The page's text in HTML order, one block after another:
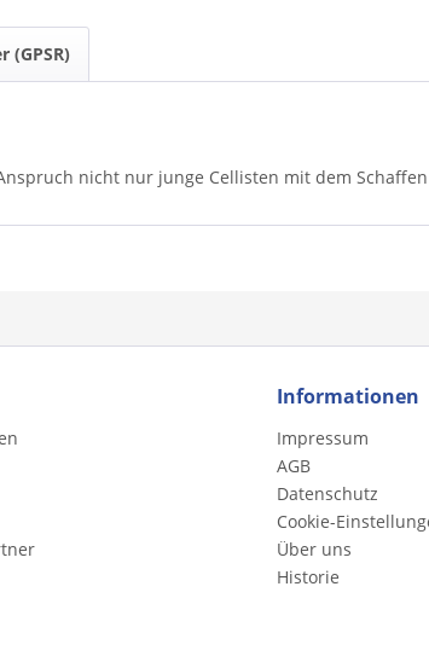
(GPSR)
nicht nur junge Cellisten mit dem
Informationen
Impressum
AGB
Datenschutz
Cookie-
Über uns
Historie